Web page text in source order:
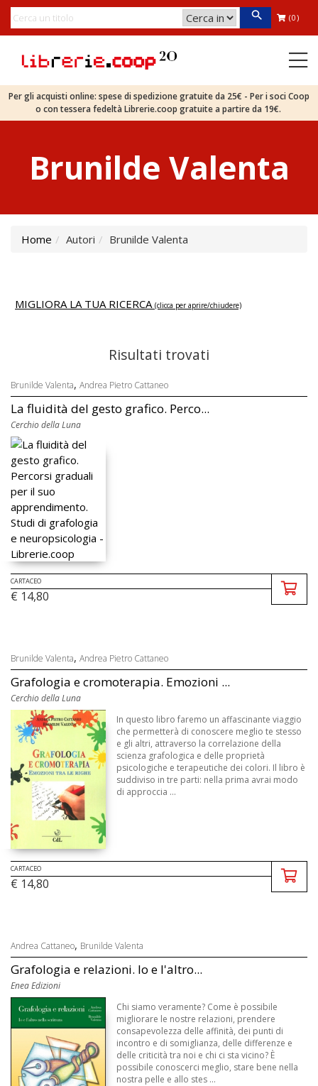
(0)
Per gli acquisti online: spese di spedizione gratuite da 25€ - Per i soci Coop
o con tessera fedeltà Librerie.coop gratuite a partire da 19€.
Brunilde Valenta
Home Autori Brunilde Valenta
MIGLIORA LA TUA RICERCA (clicca per aprire/chiudere)
Risultati trovati
Brunilde Valenta, Andrea Pietro Cattaneo
La fluidità del gesto grafico. Perco...
Cerchio della Luna
CARTACEO
€ 14,80
Brunilde Valenta, Andrea Pietro Cattaneo
Grafologia e cromoterapia. Emozioni ...
Cerchio della Luna
In questo libro faremo un affascinante viaggio
che permetterà di conoscere meglio te stesso
e gli altri, attraverso la correlazione della
scienza grafologica e delle proprietà
psicologiche e terapeutiche dei colori. Il libro è
suddiviso in tre parti: nella prima avrai modo
di approccia ...
CARTACEO
€ 14,80
Andrea Cattaneo, Brunilde Valenta
Grafologia e relazioni. Io e l'altro...
Enea Edizioni
Chi siamo veramente? Come è possibile
migliorare le nostre relazioni, prendere
consapevolezza delle affinità, dei punti di
incontro e di somiglianza, delle differenze e
delle criticità tra noi e chi ci sta vicino? È
possibile conoscerci meglio, stare bene nella
nostra pelle e allo stes ...